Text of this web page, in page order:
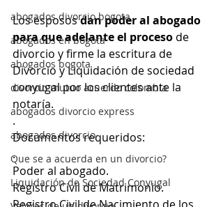
abogados divorcio bogota
abogados en bogota
abogados bogota
divorcio mutuo acuerdo colombia
abogados divorcio express
abogados divorcio
Que se a acuerda en un divorcio?
Liquidación de Sociedad Conyugal
Los esposos dan poder al abogado
para que adelante el proceso de
divorcio y firme la escritura de
Divorcio y Liquidación de sociedad
conyugal por los clientes ante la
notaría.
.
Documentos requeridos:
.
Poder al abogado.
Registro Civil de Matrimonio.
Registro Civil de Nacimiento de los